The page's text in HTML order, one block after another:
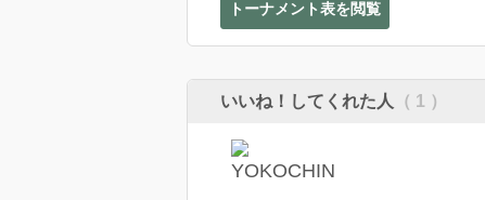
トーナメント表を閲覧
いいね！してくれた人 （ 1 ）